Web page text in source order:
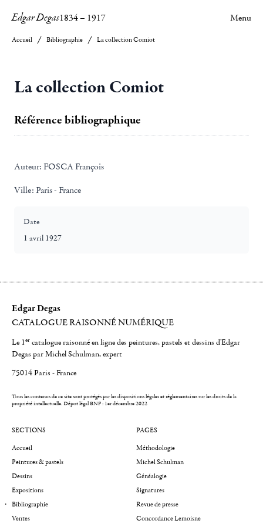
Edgar Degas1834– 1917 Menu
Accueil Bibliographie La collection Comiot
La collection Comiot
Référence bibliographique
Auteur: FOSCA François
Ville: Paris - France
Date
1 avril 1927
Edgar Degas
CATALOGUE RAISONNÉ NUMÉRIQUE
Le 1er catalogue raisonné en ligne des peintures, pastels et dessins d'Edgar
Degas par Michel Schulman, expert
75014 Paris - France
Tous les contenus de ce site sont protégés par les dispositions légales et réglementaires sur les droits de la
propriété intellectuelle.Dépot légal BNF : 1er décembre 2022
SECTIONS
Accueil
Peintures & pastels
Dessins
Expositions
Bibliographie
Ventes
PAGES
Méthodologie
Michel Schulman
Généalogie
Signatures
Revue de presse
Concordance Lemoisne